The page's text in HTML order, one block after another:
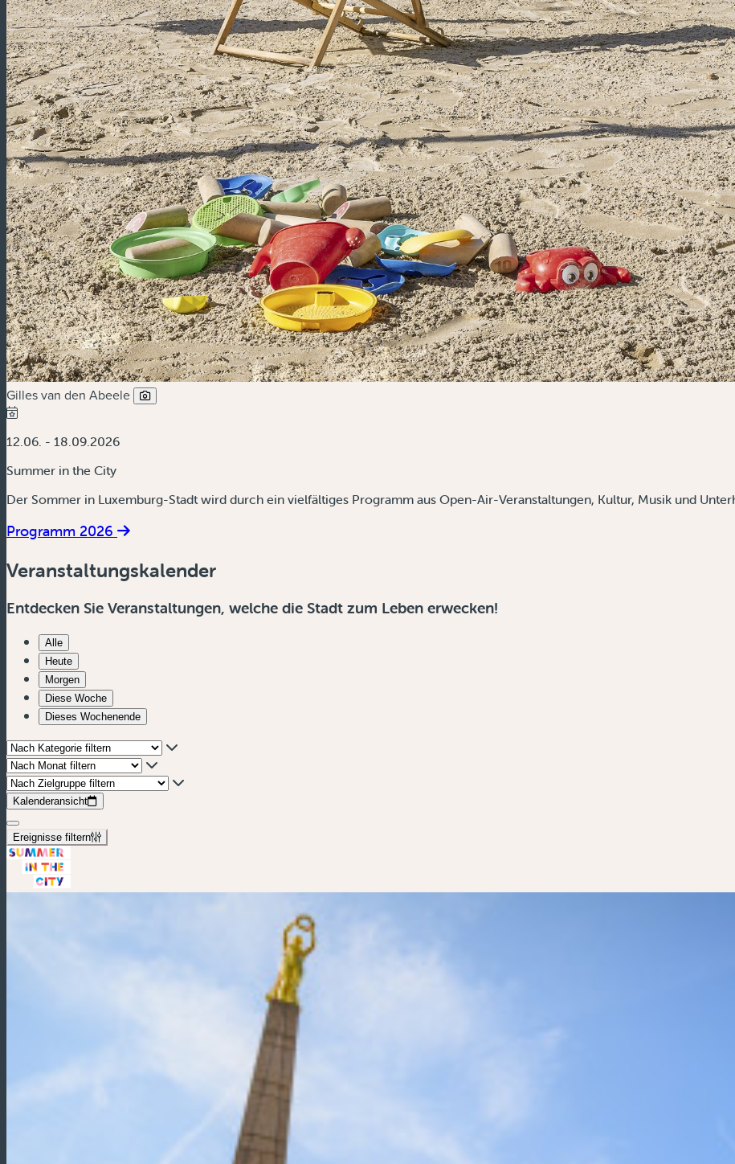
Gilles van den Abeele
12.06. - 18.09.2026
Summer in the City
Der Sommer in Luxemburg-Stadt wird durch ein vielfältiges Programm aus Open-Air-Veranstaltungen, Kultur, Musik und
Programm 2026
Veranstaltungskalender
Entdecken Sie Veranstaltungen, welche die Stadt zum Leben erwecken!
Alle
Heute
Morgen
Diese Woche
Dieses Wochenende
Kalenderansicht
Ereignisse filtern